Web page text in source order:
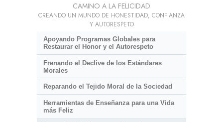
CAMINO A LA FELICIDAD
CREANDO UN MUNDO DE HONESTIDAD, CONFIANZA
Y AUTORESPETO
Apoyando Programas Globales para
Restaurar el Honor y el Autorespeto
Frenando el Declive de los Estándares
Morales
Reparando el Tejido Moral de la Sociedad
Herramientas de Enseñanza para una Vida
más Feliz